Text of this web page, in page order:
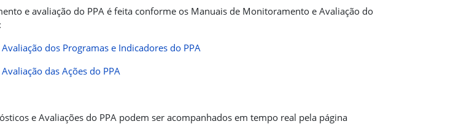
e avaliação do PPA é feita conforme os Manuais de Monitoramento e Avaliação do
dos Programas e Indicadores do PPA
das Ações do PPA
e Avaliações do PPA podem ser acompanhados em tempo real pela página